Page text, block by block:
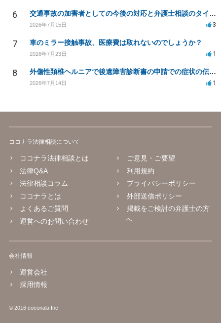
6 交通事故の加害者としての今後の対応と弁護士相談のタイミングは？
2026年7月15日 3
7 車のミラー接触事故、医療費は取れないのでしょうか？
2026年7月23日 1
8 外傷性頚椎ヘルニアで後遺障害診断書の申請での症状の伝え方等
2026年7月14日 1
ココナラ法律相談について
ココナラ法律相談とは
法律Q&A
法律相談コラム
ココナラとは
よくあるご質問
運営へのお問い合わせ
ご意見・ご要望
利用規約
プライバシーポリシー
外部送信ポリシー
掲載をご検討の弁護士の方
へ
会社情報
運営会社
採用情報
© 2016 coconala Inc.